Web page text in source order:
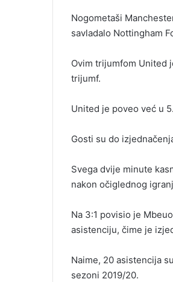
Nogometaši
savladalo Nottingham
Ovim trijumfom United
trijumf.
United je poveo već u
Gosti su do
Svega dvije minute
nakon očiglednog
Na 3:1 povisio je
asistenciju, čime je
Naime, 20 asistencija
sezoni 2019/20.